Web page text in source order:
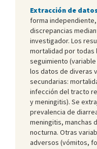
Extracción de
forma
discrepancias
investigador. Los
mortalidad por todas
seguimiento
los datos de diveras
secundarias:
infección del tracto
y meningitis). Se
prevalencia de
meningitis, manchas
nocturna. Otras
adversos (vómitos,